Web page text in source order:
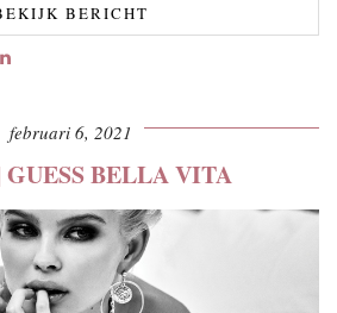
BERICHT
februari 6, 2021
BELLA VITA